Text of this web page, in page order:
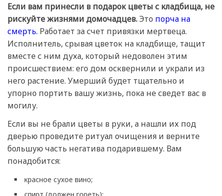
Если вам принесли в подарок цветы с кладбища, не
рискуйте жизнями домочадцев.Это порча на
смерть. Работает за счет привязки мертвеца.
Исполнитель, срывая цветок на кладбище, тащит
вместе с ним духа, который недоволен этим
происшествием: его дом осквернили и украли из
него растение. Умерший будет тщательно и
упорно портить вашу жизнь, пока не сведет вас в
могилу.
Если вы не брали цветы в руки, а нашли их под
дверью проведите ритуал очищения и верните
большую часть негатива подарившему. Вам
понадобится:
красное сухое вино;
спирт (должен гореть);